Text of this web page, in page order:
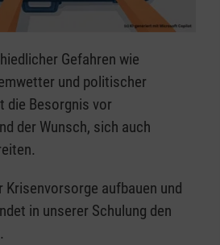
Gefahren wie
und politischer
die Besorgnis vor
der Wunsch, sich auch
Krisenvorsorge aufbauen und
in unserer Schulung den